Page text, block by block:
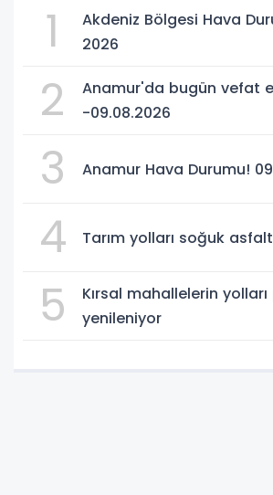
1
Akdeniz Bölgesi Hava
2026
2
Anamur'da bugün vefat
-09.08.2026
3 Anamur Hava Durumu!
4 Tarım yolları soğuk
5
Kırsal mahallelerin
yenileniyor